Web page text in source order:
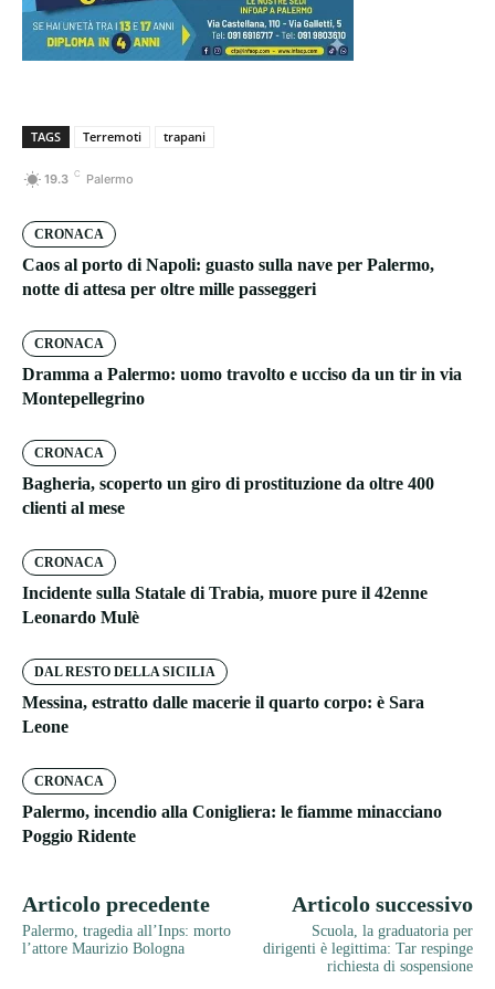
TAGS Terremoti trapani
19.3 C Palermo
CRONACA
Caos al porto di Napoli: guasto sulla nave per Palermo,
notte di attesa per oltre mille passeggeri
CRONACA
Dramma a Palermo: uomo travolto e ucciso da un tir in via
Montepellegrino
CRONACA
Bagheria, scoperto un giro di prostituzione da oltre 400
clienti al mese
CRONACA
Incidente sulla Statale di Trabia, muore pure il 42enne
Leonardo Mulè
DAL RESTO DELLA SICILIA
Messina, estratto dalle macerie il quarto corpo: è Sara
Leone
CRONACA
Palermo, incendio alla Conigliera: le fiamme minacciano
Poggio Ridente
Articolo precedente
Palermo, tragedia all’Inps: morto
l’attore Maurizio Bologna
Articolo successivo
Scuola, la graduatoria per
dirigenti è legittima: Tar respinge
richiesta di sospensione